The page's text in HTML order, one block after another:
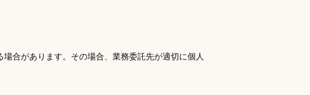
合があります。その場合、業務委託先が適切に個人